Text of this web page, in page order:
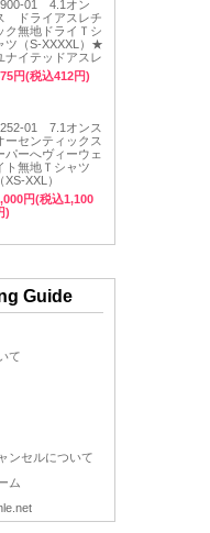
01 4.1オン
ドライアスレチ
ク無地ドライＴシ
ツ（S-XXXXL）★
ナイテッドアスレ
円(税込412円)
01 7.1オンス
ーセンティックス
パーへヴィーウェ
ト無地Ｔシャツ
（XS-XXL）
円(税込1,100
)
Guide
て
ンセルについて
ム